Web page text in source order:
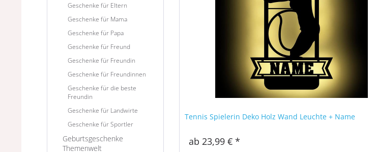
Geschenke für Eltern
Geschenke für Mama
Geschenke für Papa
Geschenke für Freund
Geschenke für Freundin
Geschenke für Freundinnen
Geschenke für die beste
Freundin
Geschenke für Landwirte
Geschenke für Sportler
Geburtsgeschenke
Themenwelt
Tennis Spielerin Deko Holz Wand Leuchte + Name
ab 23,99 € *